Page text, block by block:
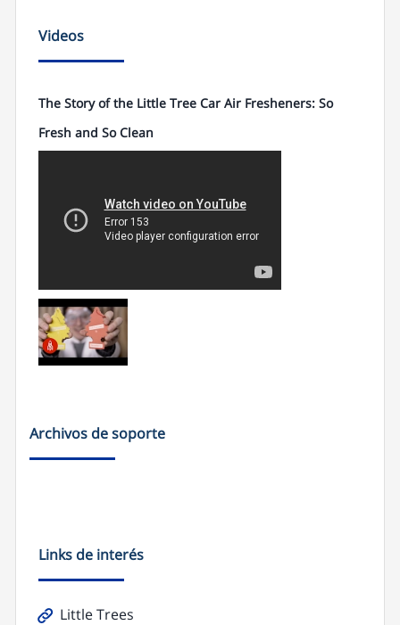
Videos
The Story of the Little Tree Car Air Fresheners: So
Fresh and So Clean
Archivos de soporte
Links de interés
Little Trees